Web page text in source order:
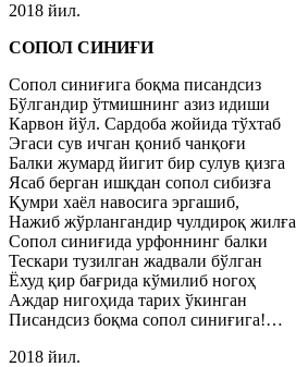
2018 йил.
СОПОЛ СИНИҒИ
Сопол синиғига боқма писандсиз
Бўлгандир ўтмишнинг азиз идиши
Карвон йўл. Сардоба жойида тўхтаб
Эгаси сув ичган қониб чанқоғи
Балки жумард йигит бир сулув қизга
Ясаб берган ишқдан сопол сибизға
Қумри хаёл навосига эргашиб,
Нажиб жўрлангандир чулдироқ жилға
Сопол синиғида урфоннинг балки
Тескари тузилган жадвали бўлган
Ёхуд қир бағрида кўмилиб ногоҳ
Аждар нигоҳида тарих ўкинган
Писандсиз боқма сопол синиғига!…
2018 йил.